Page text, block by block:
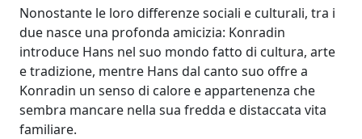
Nonostante le loro differenze sociali e culturali, tra i
due nasce una profonda amicizia: Konradin
introduce Hans nel suo mondo fatto di cultura, arte
e tradizione, mentre Hans dal canto suo offre a
Konradin un senso di calore e appartenenza che
sembra mancare nella sua fredda e distaccata vita
familiare.